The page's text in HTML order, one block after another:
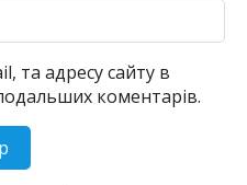
та адресу сайту в
коментарів.